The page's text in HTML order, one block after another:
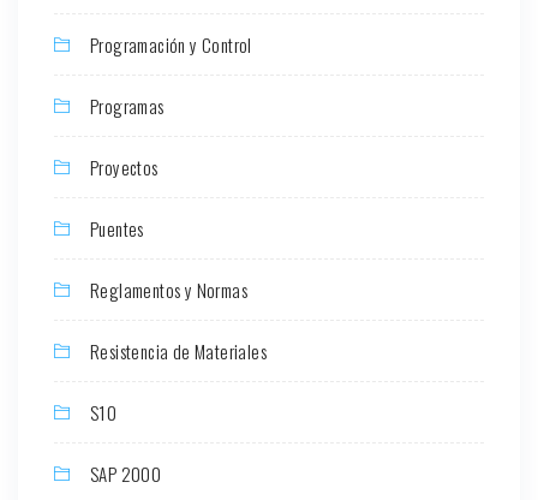
Programación y Control
Programas
Proyectos
Puentes
Reglamentos y Normas
Resistencia de Materiales
S10
SAP 2000